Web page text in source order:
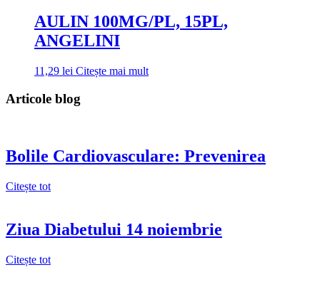
AULIN 100MG/PL, 15PL,
ANGELINI
11,29 lei Citește mai mult
Articole blog
Bolile Cardiovasculare: Prevenirea
Citește tot
Ziua Diabetului 14 noiembrie
Citește tot